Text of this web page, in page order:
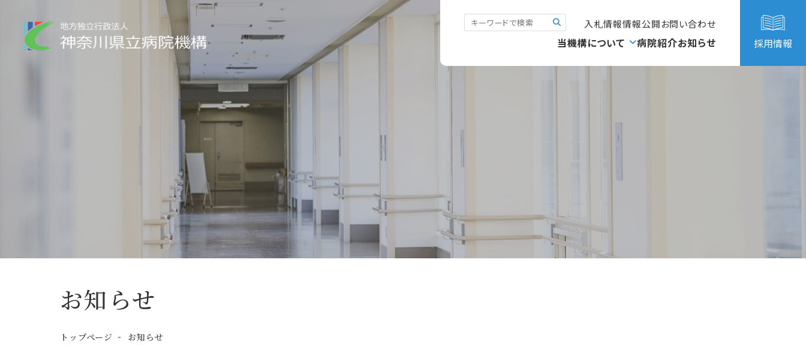
入札情報情報公開お問い合わせ
当機構について 病院紹介お知らせ 採用情報
お知らせ
トップページ お知らせ